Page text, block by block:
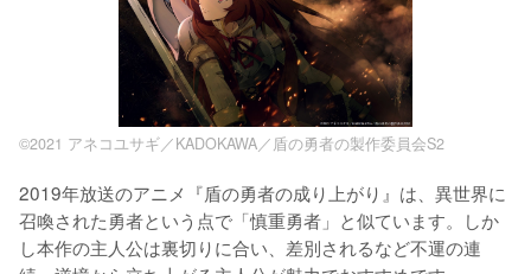
©2021 アネコユサギ／KADOKAWA／盾の勇者の製作委員会S2
2019年放送のアニメ『盾の勇者の成り上がり』は、異世界に
召喚された勇者という点で「慎重勇者」と似ています。しか
し本作の主人公は裏切りに合い、差別されるなど不運の連